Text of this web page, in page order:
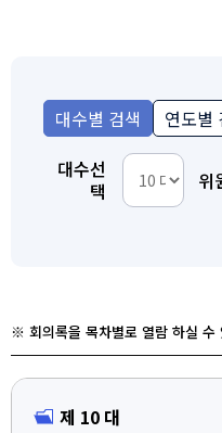
대수선
택
위
※ 회의록을 목차별로 열람 하실 수
제 10 대